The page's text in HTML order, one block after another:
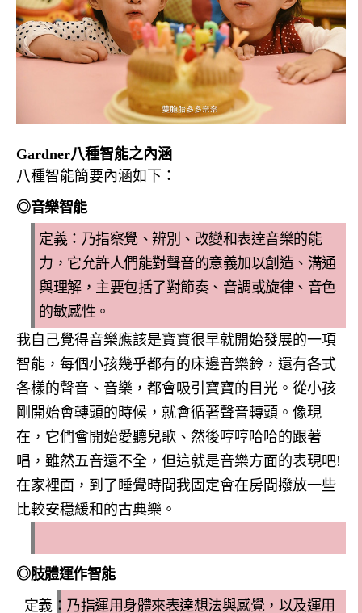
Gardner八種智能之內涵
八種智能簡要內涵如下：
◎音樂智能
定義 ： 乃指察覺、辨別、改變和表達音樂的能
力 ， 它允許人們能對聲音的意義加以創造、溝通
與理解， 主要包括了對節奏、音調或旋律、音色
的敏感性。
我自己覺得音樂應該是寶寶很早就開始發展的一項
智能，每個小孩幾乎都有的床邊音樂鈴，還有各式
各樣的聲音、音樂，都會吸引寶寶的目光。從小孩
剛開始會轉頭的時候，就會循著聲音轉頭。像現
在，它們會開始愛聽兒歌、然後哼哼哈哈的跟著
唱，雖然五音還不全，但這就是音樂方面的表現吧!
在家裡面，到了睡覺時間我固定會在房間撥放一些
比較安穩緩和的古典樂。
◎肢體運作智能
定義：乃指運用身體來表達想法與感覺，以及運用